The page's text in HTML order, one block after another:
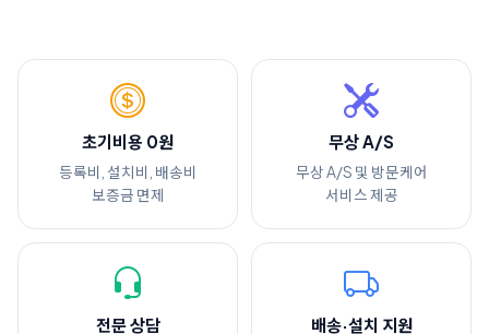
초기비용 0원
등록비, 설치비, 배송비
보증금 면제
무상 A/S
무상 A/S 및 방문케어
서비스 제공
전문 상담 배송·설치 지원